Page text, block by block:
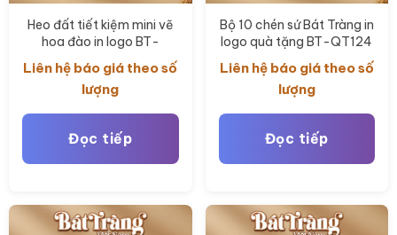
Heo đất tiết kiệm mini vẽ
hoa đào in logo BT-
Liên hệ báo giá theo số
lượng
Đọc tiếp
Bộ 10 chén sứ Bát Tràng in
logo quà tặng BT-QT124
Liên hệ báo giá theo số
lượng
Đọc tiếp